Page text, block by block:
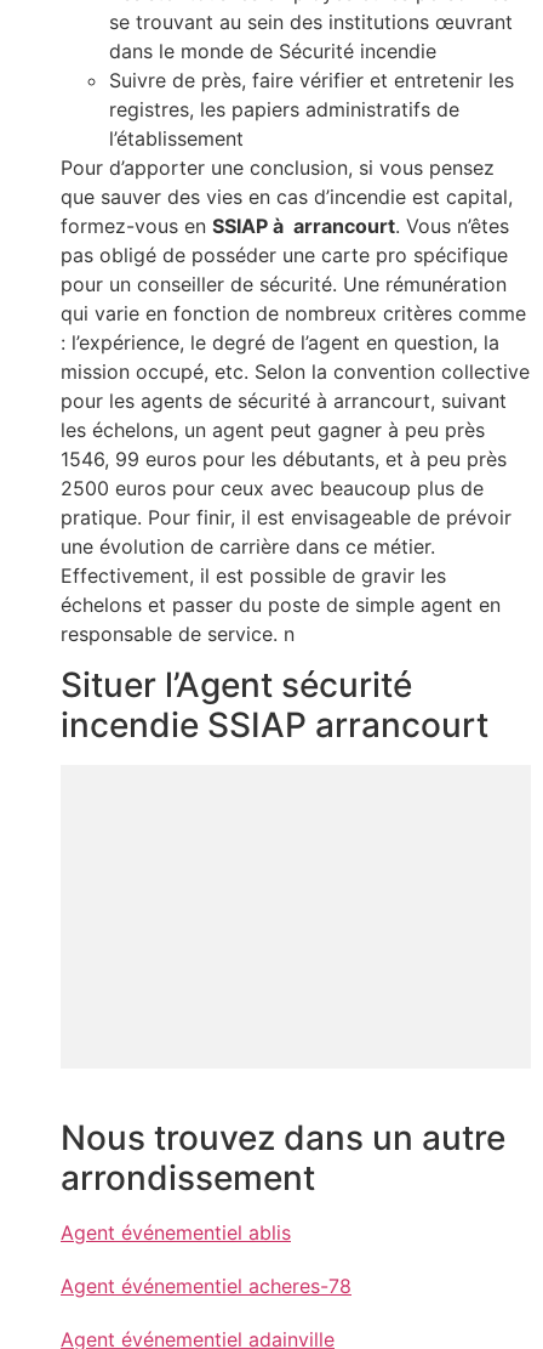
se trouvant au sein des institutions œuvrant
dans le monde de Sécurité incendie
Suivre de près, faire vérifier et entretenir les
registres, les papiers administratifs de
l’établissement
Pour d’apporter une conclusion, si vous pensez
que sauver des vies en cas d’incendie est capital,
formez-vous en SSIAP à arrancourt. Vous n’êtes
pas obligé de posséder une carte pro spécifique
pour un conseiller de sécurité. Une rémunération
qui varie en fonction de nombreux critères comme
: l’expérience, le degré de l’agent en question, la
mission occupé, etc. Selon la convention collective
pour les agents de sécurité à arrancourt, suivant
les échelons, un agent peut gagner à peu près
1546, 99 euros pour les débutants, et à peu près
2500 euros pour ceux avec beaucoup plus de
pratique. Pour finir, il est envisageable de prévoir
une évolution de carrière dans ce métier.
Effectivement, il est possible de gravir les
échelons et passer du poste de simple agent en
responsable de service. n
Situer l’Agent sécurité
incendie SSIAP arrancourt
Nous trouvez dans un autre
arrondissement
Agent événementiel ablis
Agent événementiel acheres-78
Agent événementiel adainville